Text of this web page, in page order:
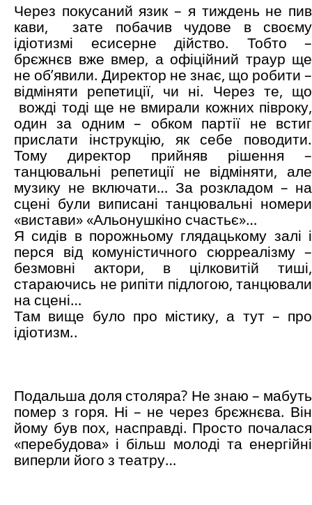
Через покусаний язик – я тиждень не пив
кави, зате побачив чудове в своєму
ідіотизмі есисерне дійство. Тобто –
брєжнєв вже вмер, а офіційний траур ще
не об’явили. Директор не знає, що робити –
відміняти репетиції, чи ні. Через те, що
вожді тоді ще не вмирали кожних півроку,
один за одним – обком партії не встиг
прислати інструкцію, як себе поводити.
Тому директор прийняв рішення –
танцювальні репетиції не відміняти, але
музику не включати… За розкладом – на
сцені були виписані танцювальні номери
«вистави» «Альонушкіно счастьє»…
Я сидів в порожньому глядацькому залі і
перся від комуністичного сюрреалізму –
безмовні актори, в цілковитій тиші,
стараючись не рипіти підлогою, танцювали
на сцені…
Там вище було про містику, а тут – про
ідіотизм..
Подальша доля столяра? Не знаю – мабуть
помер з горя. Ні – не через брєжнєва. Він
йому був пох, насправді. Просто почалася
«перебудова» і більш молоді та енергійні
виперли його з театру…